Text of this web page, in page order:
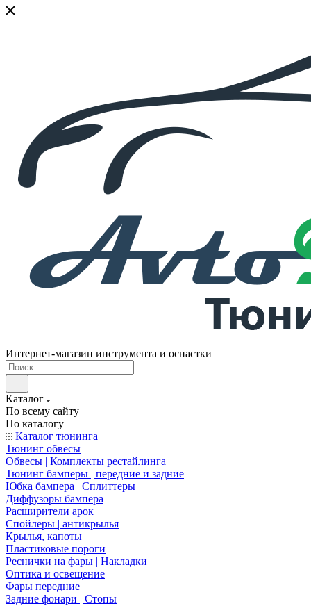
Интернет-магазин инструмента и оснастки
Каталог
По всему сайту
По каталогу
Каталог тюнинга
Тюнинг обвесы
Обвесы | Комплекты рестайлинга
Тюнинг бамперы | передние и задние
Юбка бампера | Сплиттеры
Диффузоры бампера
Расширители арок
Спойлеры | антикрылья
Крылья, капоты
Пластиковые пороги
Реснички на фары | Накладки
Оптика и освещение
Фары передние
Задние фонари | Стопы